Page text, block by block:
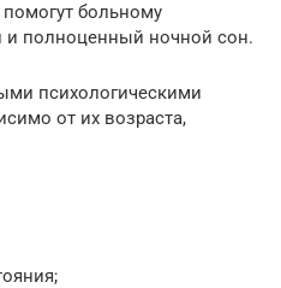
больному
и полноценный ночной сон.
психологическими
от их возраста,